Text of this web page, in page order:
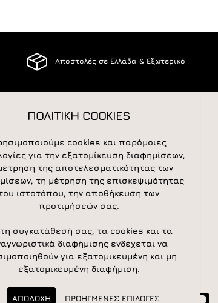
Αποστολές σε Ελλάδα & Εξωτερικό
NEWSLETTER
Newsletter
ΠΟΛΙΤΙΚΗ COOKIES
cookies και παρόμοιες
για την εξατομίκευση διαφημίσεων,
της αποτελεσματικότητας των
τη μέτρηση της επισκεψιμότητας
ιστοτόπου, την αποθήκευση των
προτιμήσεών σας.
συγκατάθεσή σας, τα cookies και τα
διαφήμισης ενδέχεται να
για εξατομικευμένη και μη
εξατομικευμένη διαφήμιση.
ΑΠΟΔΟΧΗ ΠΡΟΗΓΜΕΝΕΣ ΕΠΙΛΟΓΕΣ